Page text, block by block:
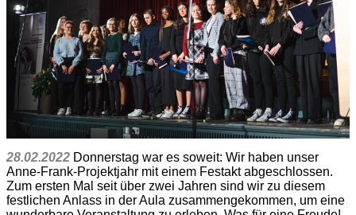
28.02.2022 Donnerstag war es soweit: Wir haben unser
Anne-Frank-Projektjahr mit einem Festakt abgeschlossen.
Zum ersten Mal seit über zwei Jahren sind wir zu diesem
festlichen Anlass in der Aula zusammengekommen, um eine